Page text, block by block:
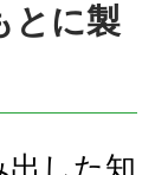
とに製
出した知